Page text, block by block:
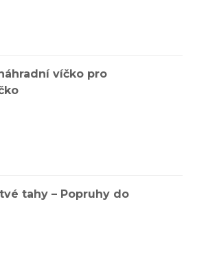
víčko pro
tahy – Popruhy do